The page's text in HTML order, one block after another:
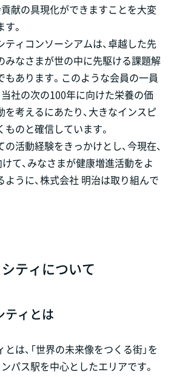
献の具現化ができますことを大変
。
ティコンソーシアムは、卓越した先
みなさまが世の中に先駆ける課題解
あります。このような会員の一員
社の次の100年に向けた栄養の価
考えるにあたり、大きなインスピ
のと確信しています。
活動経験をきっかけとし、今現在、
て、みなさまが健康増進活動をよ
うに、株式会社 明治は取り組んで
ティについて
ティとは
は、「世界の未来像をつくる街」を
パス駅を中心としたエリアです。